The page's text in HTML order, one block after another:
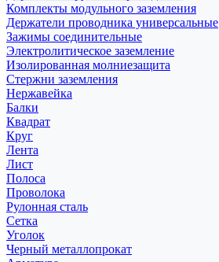
Комплекты модульного заземления
Держатели проводника универсальные
Зажимы соединительные
Электролитическое заземление
Изолированная молниезащита
Стержни заземления
Нержавейка
Балки
Квадрат
Круг
Лента
Лист
Полоса
Проволока
Рулонная сталь
Сетка
Уголок
Черный металлопрокат